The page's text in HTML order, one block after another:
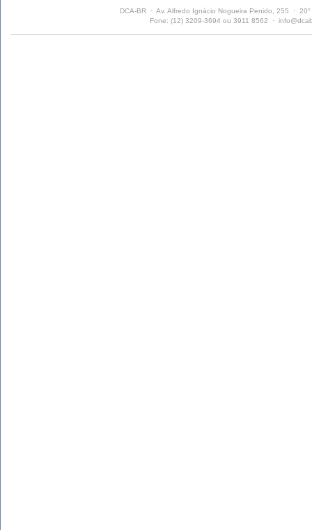
DCA-BR · Av. Alfredo Ignácio Nogueira Penido, 255 ·
Fone: (12) 3209-3694 ou 3911 8562 ·